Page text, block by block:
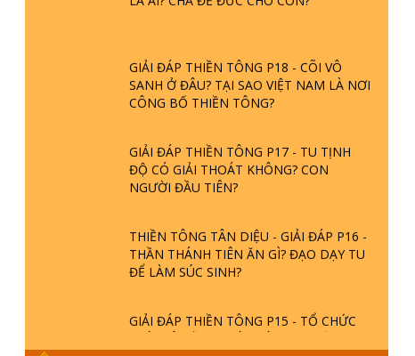
GIẢI ĐÁP THIỀN TÔNG P18 - CÕI VÔ
SANH Ở ĐÂU? TẠI SAO VIỆT NAM LÀ NƠI
CÔNG BỐ THIỀN TÔNG?
GIẢI ĐÁP THIỀN TÔNG P17 - TU TỊNH
ĐỘ CÓ GIẢI THOÁT KHÔNG? CON
NGƯỜI ĐẦU TIÊN?
THIỀN TÔNG TÂN DIỆU - GIẢI ĐÁP P16 -
THẦN THÁNH TIÊN ĂN GÌ? ĐẠO DẠY TU
ĐỂ LÀM SÚC SINH?
GIẢI ĐÁP THIỀN TÔNG P15 - TỔ CHỨC
LOÀI CÔ HỒN - GIÁO LÝ ĐẠO PHẬT KHI
NÀO XUẤT BẢN